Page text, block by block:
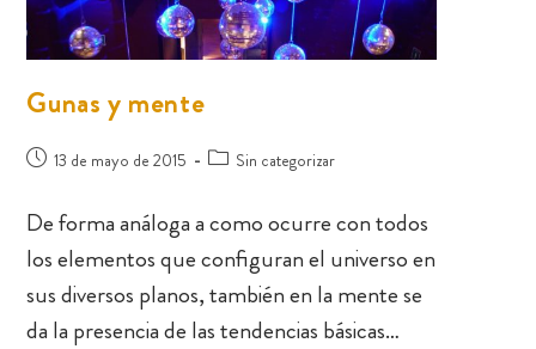
Gunas y mente
13 de mayo de 2015 Sin categorizar
De forma análoga a como ocurre con todos
los elementos que configuran el universo en
sus diversos planos, también en la mente se
da la presencia de las tendencias básicas…